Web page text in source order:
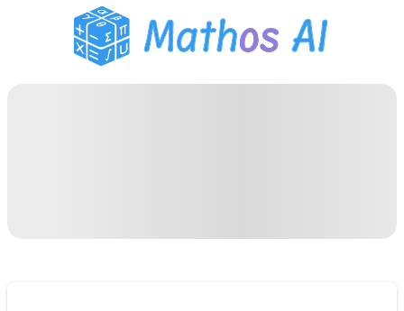
PDF 作業助手
學習工具